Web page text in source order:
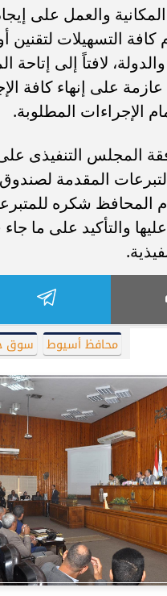
والعمل على
كافة التسهيلات
لافتاً إلى
عازمة على إنهاء كافة
الإجراءات المطلوبة.
المجلس التنفيذى
المقدمة
المحافظ شكره
والتأكيد على ما
محافظ أسيوط سوق